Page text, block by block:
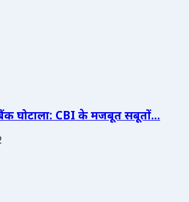
घोटाला: CBI के मजबूत सबूतों...